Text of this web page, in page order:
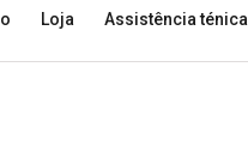
Loja Assistência ténica